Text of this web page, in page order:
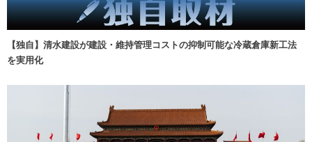
【独自】清水建設が建設・維持管理コストの抑制可能な冷蔵倉庫新工法
を実用化